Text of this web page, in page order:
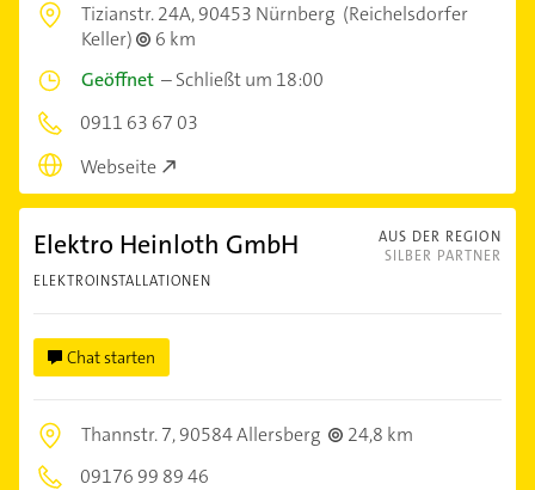
Tizianstr. 24A,90453 Nürnberg (Reichelsdorfer
Keller)
6 km
Geöffnet –Schließt um 18:00
0911 63 67 03
Webseite
AUS DER REGION
SILBER PARTNER
Elektro Heinloth GmbH
ELEKTROINSTALLATIONEN
Chat starten
Thannstr. 7,90584 Allersberg
24,8 km
09176 99 89 46